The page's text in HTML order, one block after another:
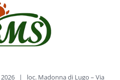
2026 | loc. Madonna di Lugo – Via